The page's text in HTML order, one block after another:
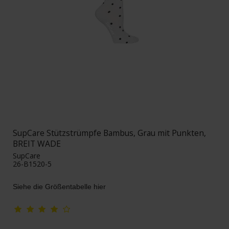
SupCare Stützstrümpfe Bambus, Grau mit Punkten,
BREIT WADE
SupCare
26-B1520-5
Siehe die Größentabelle hier